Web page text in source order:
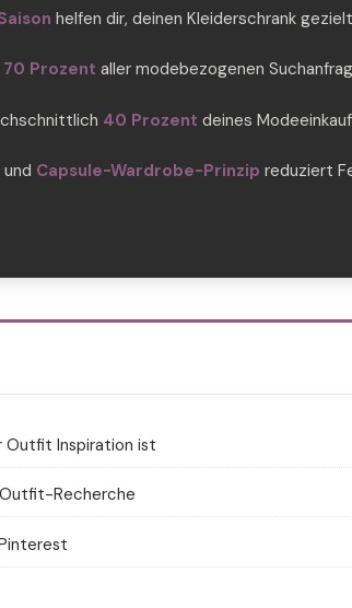
helfen dir, deinen Kleiderschrank
70 Prozent aller modebezogenen
40 Prozent deines
Capsule-Wardrobe-Prinzip reduziert
Outfit Inspiration ist
Recherche